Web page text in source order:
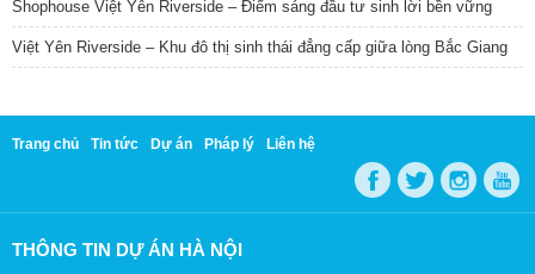
Shophouse Việt Yên Riverside – Điểm sáng đầu tư sinh lời bền vững
Việt Yên Riverside – Khu đô thị sinh thái đẳng cấp giữa lòng Bắc Giang
Trang chủ Tin tức Dự án Pháp lý Liên hệ
THÔNG TIN DỰ ÁN HÀ NỘI